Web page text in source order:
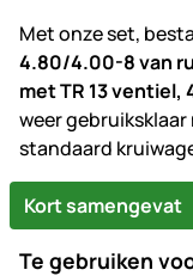
Met onze set,
4.80/4.00-8 van
met TR 13 ventiel,
weer gebruiksklaar
standaard
Kort samengevat
Te gebruiken